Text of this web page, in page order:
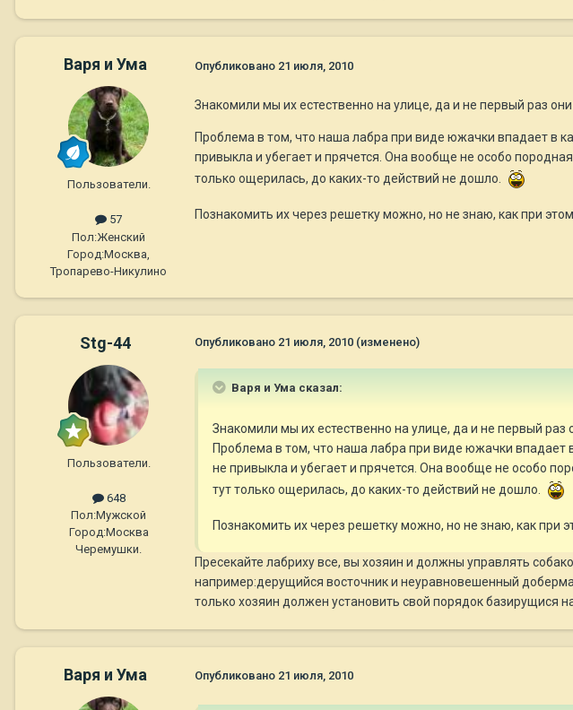
Варя и Ума
Пользователи.
57
Пол:Женский
Город:Москва,
Тропарево-Никулино
Опубликовано 21 июля, 2010
Знакомили мы их естественно на улице, да и не первый раз
Проблема в том, что наша лабра при виде южачки впадает в
привыкла и убегает и прячется. Она вообще не особо
только ощерилась, до каких-то действий не дошло.
Познакомить их через решетку можно, но не знаю, как при
Stg-44
Пользователи.
648
Пол:Мужской
Город:Москва
Черемушки.
Опубликовано 21 июля, 2010 (изменено)
Варя и Ума сказал:
Знакомили мы их естественно на улице, да и не первый
Проблема в том, что наша лабра при виде южачки впадает
не привыкла и убегает и прячется. Она вообще не особо
тут только ощерилась, до каких-то действий не дошло.
Познакомить их через решетку можно, но не знаю, как при
Пресекайте лабриху все, вы хозяин и должны управлять
например:дерущийся восточник и неуравновешенный
только хозяин должен установить свой порядок базирущися
Варя и Ума Опубликовано 21 июля, 2010